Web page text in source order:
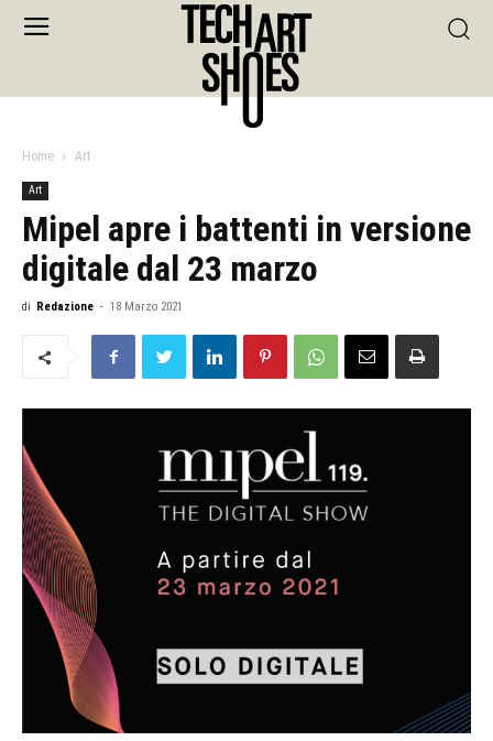
Home Art
Art
Mipel apre i battenti in versione
digitale dal 23 marzo
di Redazione - 18 Marzo 2021